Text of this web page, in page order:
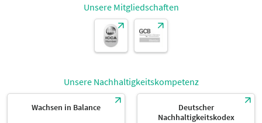
Unsere Mitgliedschaften
Unsere Nachhaltigkeitskompetenz
Wachsen in Balance
Deutscher
Nachhaltigkeitskodex